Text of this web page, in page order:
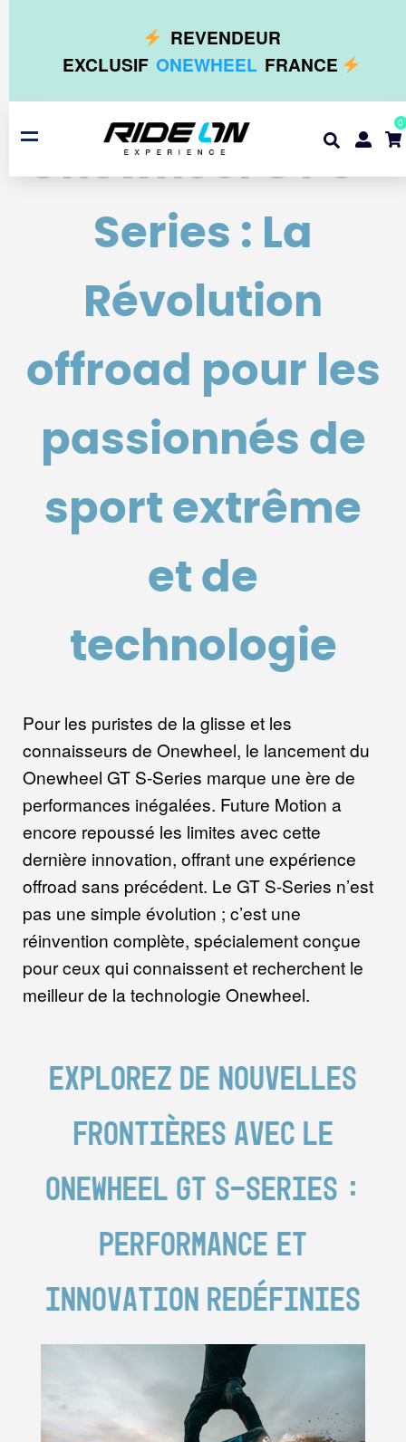
REVENDEUR
EXCLUSIF ONEWHEEL FRANCE
0
Onewheel GT S-
Series : La
Révolution
offroad pour les
passionnés de
sport extrême
et de
technologie
Pour les puristes de la glisse et les
connaisseurs de Onewheel, le lancement du
Onewheel GT S-Series marque une ère de
performances inégalées. Future Motion a
encore repoussé les limites avec cette
dernière innovation, offrant une expérience
offroad sans précédent. Le GT S-Series n’est
pas une simple évolution ; c’est une
réinvention complète, spécialement conçue
pour ceux qui connaissent et recherchent le
meilleur de la technologie Onewheel.
Explorez de nouvelles
frontières avec le
Onewheel GT S-Series :
Performance et
Innovation redéfinies